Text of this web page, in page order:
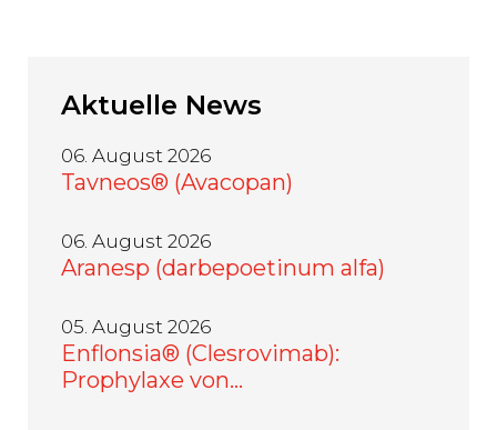
Aktuelle News
06. August 2026
Tavneos® (Avacopan)
06. August 2026
Aranesp (darbepoetinum alfa)
05. August 2026
Enflonsia® (Clesrovimab):
Prophylaxe von…